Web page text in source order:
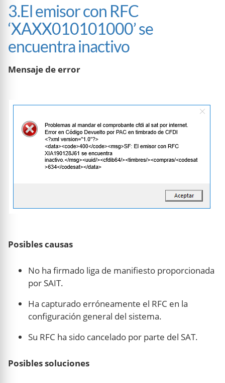
3.El emisor con RFC
‘XAXX010101000’ se
encuentra inactivo
Mensaje de error
Posibles causas
No ha firmado liga de manifiesto proporcionada
por SAIT.
Ha capturado erróneamente el RFC en la
configuración general del sistema.
Su RFC ha sido cancelado por parte del SAT.
Posibles soluciones